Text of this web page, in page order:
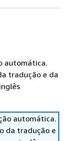
automática.
tradução e da
automática.
da tradução e